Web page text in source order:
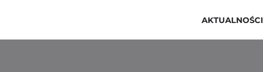
AKTUALNOŚCI